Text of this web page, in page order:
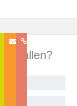
gefallen?